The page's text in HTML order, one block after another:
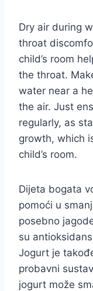
Dry air during
throat
child’s room
the throat.
water near a
the air. Just
regularly, as
growth, which
child’s room.
Dijeta bogata
pomoći u
posebno
su
Jogurt je
probavni
jogurt može